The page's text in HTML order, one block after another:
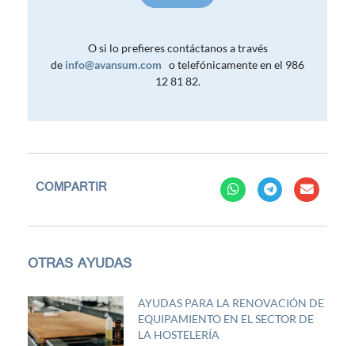
O si lo prefieres contáctanos a través
de info@avansum.com o telefónicamente en el 986
12 81 82.
COMPARTIR
OTRAS AYUDAS
AYUDAS PARA LA RENOVACIÓN DE
EQUIPAMIENTO EN EL SECTOR DE
LA HOSTELERÍA